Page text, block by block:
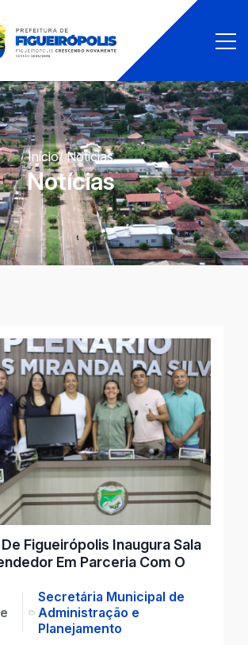
Início/ Notícias
Notícias
Figueirópolis Inaugura Sala
Em Parceria Com O
Secretária Municipal de
Administração e
Planejamento